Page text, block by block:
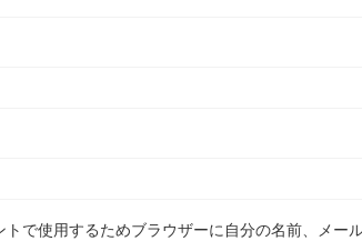
トで使用するためブラウザーに自分の名前、メー